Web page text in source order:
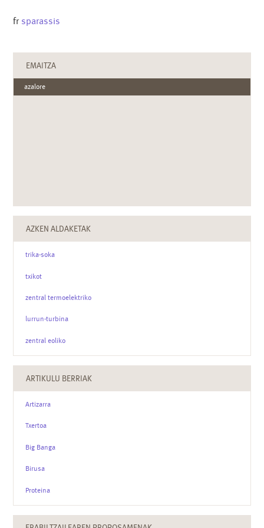
fr sparassis
EMAITZA
azalore
AZKEN ALDAKETAK
trika-soka
txikot
zentral termoelektriko
lurrun-turbina
zentral eoliko
ARTIKULU BERRIAK
Artizarra
Txertoa
Big Banga
Birusa
Proteina